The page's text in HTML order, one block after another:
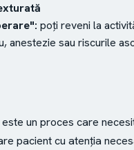
poți reveni la
anestezie sau riscurile
un proces care
pacient cu atenția